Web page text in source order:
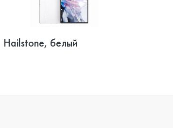
белый